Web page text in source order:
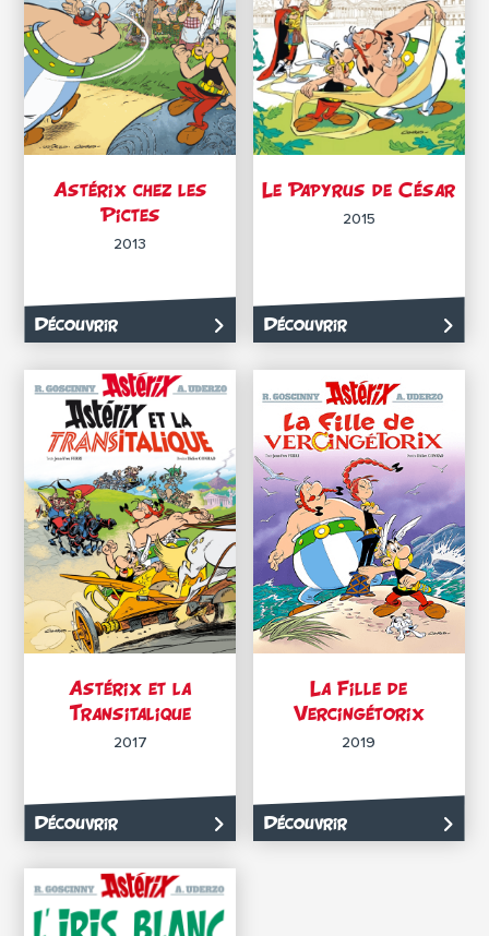
Astérix chez les
Pictes
2013
Découvrir
Le Papyrus de César
2015
Découvrir
Astérix et la
Transitalique
2017
Découvrir
La Fille de
Vercingétorix
2019
Découvrir